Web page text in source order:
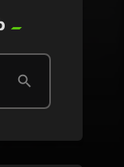
search